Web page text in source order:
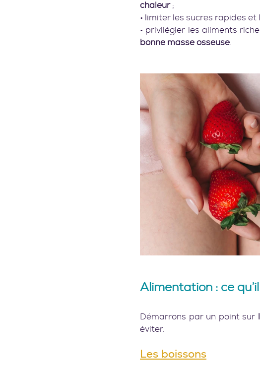
chaleur ;
• limiter les sucres rapides
• privilégier les aliments
bonne masse osseuse
Alimentation : ce
Démarrons par un point sur
éviter.
Les boissons